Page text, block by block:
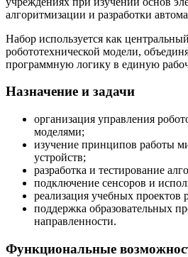
алгоритмизации и разработки
Набор используется как
робототехнической модели,
программную логику в единую
Назначение и задачи
организация управления
моделями;
изучение принципов работы
устройств;
разработка и тестирование
подключение сенсоров и
реализация учебных проектов
поддержка образовательных
направленности.
Функциональные